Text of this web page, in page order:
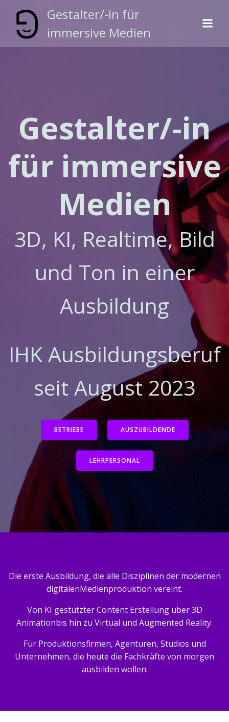
Inhalt
springen
Gestalter/-in für
immersive Medien
Gestalter/-in
für immersive
Medien
3D, KI, Realtime, Bild
und Ton in einer
Ausbildung
IHK Ausbildungsberuf
seit August 2023
BETRIEBE AUSZUBILDENDE
LEHRPERSONAL
Die erste Ausbildung, die alle Disziplinen der modernen
digitalenMedienproduktion vereint.
Von KI gestützter Content Erstellung über 3D
Animationbis hin zu Virtual und Augmented Reality.
Für Produktionsfirmen, Agenturen, Studios und
Unternehmen, die heute die Fachkräfte von morgen
ausbilden wollen.